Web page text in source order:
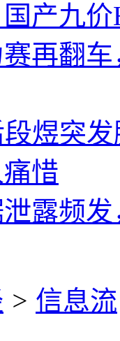
产九
再翻
煜突
惜
露频
> 信息流